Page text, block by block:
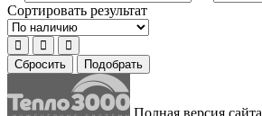
Сортировать результат
Сбросить Подобрать